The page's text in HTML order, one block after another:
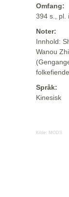
Omfang:
394 s., pl.
Noter:
Innhold:
Wanou
Språk:
Kinesisk
Kilde: MODS